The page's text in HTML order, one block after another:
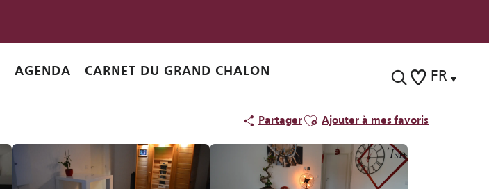
FR
AGENDA CARNET DU GRAND CHALON
PartagerAjouter aux favoris
Ajouter à mes favoris